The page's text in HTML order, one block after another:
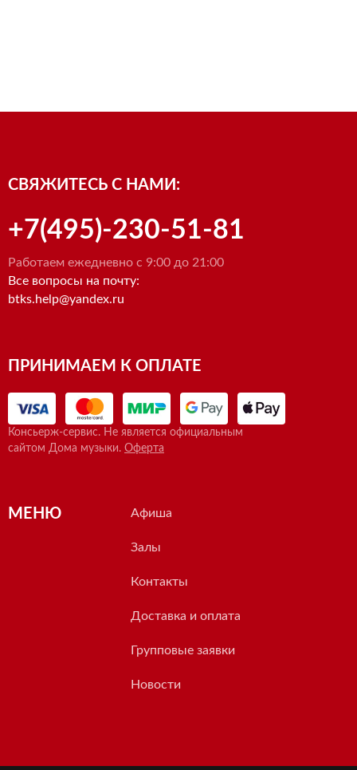
СВЯЖИТЕСЬ С НАМИ:
+7(495)-230-51-81
Работаем ежедневно с 9:00 до 21:00
Все вопросы на почту:
btks.help@yandex.ru
ПРИНИМАЕМ К ОПЛАТЕ
Консьерж-сервис. Не является официальным
сайтом Дома музыки. Оферта
МЕНЮ Афиша
Залы
Контакты
Доставка и оплата
Групповые заявки
Новости